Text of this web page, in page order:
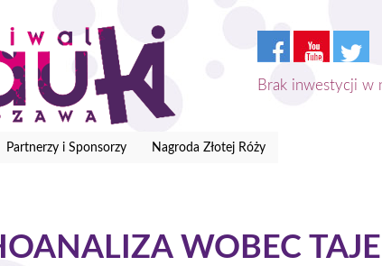
Brak inwestycji w
Partnerzy i Sponsorzy Nagroda Złotej Róży
WOBEC